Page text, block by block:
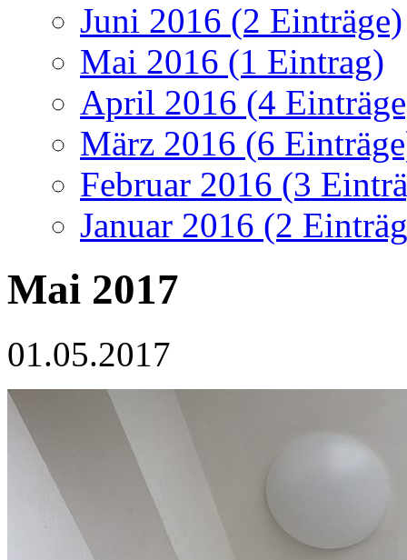
Juni 2016 (2 Einträge)
Mai 2016 (1 Eintrag)
April 2016 (4
März 2016 (6
Februar 2016 (3
Januar 2016 (2
Mai 2017
01.05.2017